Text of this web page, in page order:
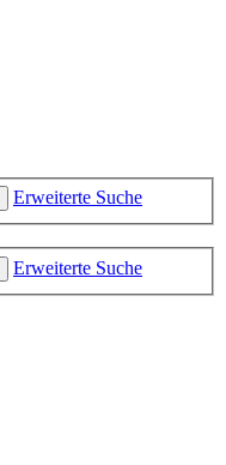
Erweiterte Suche
Erweiterte Suche